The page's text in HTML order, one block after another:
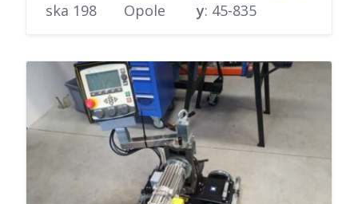
ska 198
Opole
y: 45-835